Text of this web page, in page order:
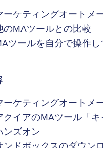
ーケティングオートメ
のMAツールとの比較
ツールを自分で操作
ーケティングオートメ
クイアのMAツール「
ンズオン